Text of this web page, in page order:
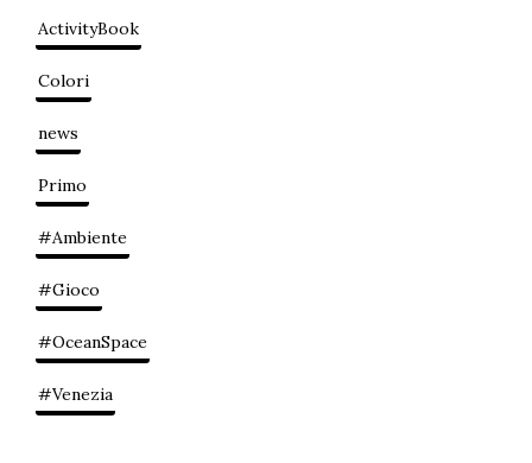
ActivityBook
Colori
news
Primo
#Ambiente
#Gioco
#OceanSpace
#Venezia